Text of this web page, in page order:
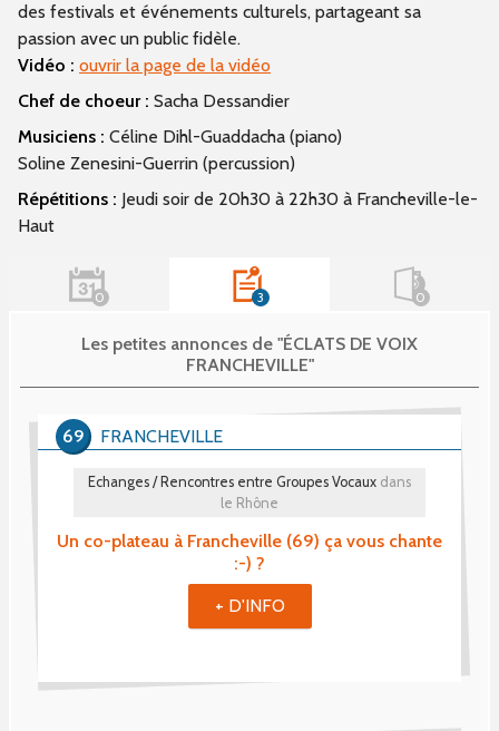
des festivals et événements culturels, partageant sa
passion avec un public fidèle.
Vidéo : ouvrir la page de la vidéo
Chef de choeur : Sacha Dessandier
Musiciens : Céline Dihl-Guaddacha (piano)
Soline Zenesini-Guerrin (percussion)
Répétitions : Jeudi soir de 20h30 à 22h30 à Francheville-le-
Haut
0 3
Les petites annonces de "ÉCLATS DE VOIX
FRANCHEVILLE"
Un co-plateau à Francheville (69) ça vous chante
:-) ?
Echanges / Rencontres entre Groupes Vocaux dans
le Rhône
FRANCHEVILLE
69
+ D'INFO
0